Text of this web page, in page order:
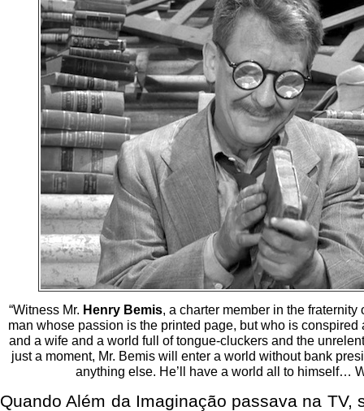
“Witness Mr. Henry Bemis, a charter member in the
man whose passion is the printed page, but who is
and a wife and a world full of tongue-cluckers and the
just a moment, Mr. Bemis will enter a world without bank
anything else. He’ll have a world all to himself…
Quando Além da Imaginação passava na TV,